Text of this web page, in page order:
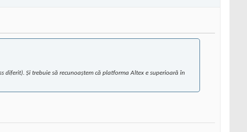
diferit). Și trebuie să recunoaștem că platforma Altex e superioară în